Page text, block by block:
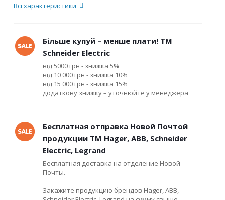
Всі характеристики
Більше купуй – менше плати! ТМ
Schneider Electric
від 5000 грн - знижка 5%
від 10 000 грн - знижка 10%
від 15 000 грн - знижка 15%
додаткову знижку – уточнюйте у менеджера
Бесплатная отправка Новой Почтой
продукции ТМ Hager, ABB, Schneider
Electric, Legrand
Бесплатная доставка на отделение Новой
Почты.
Закажите продукцию брендов Hager, ABB,